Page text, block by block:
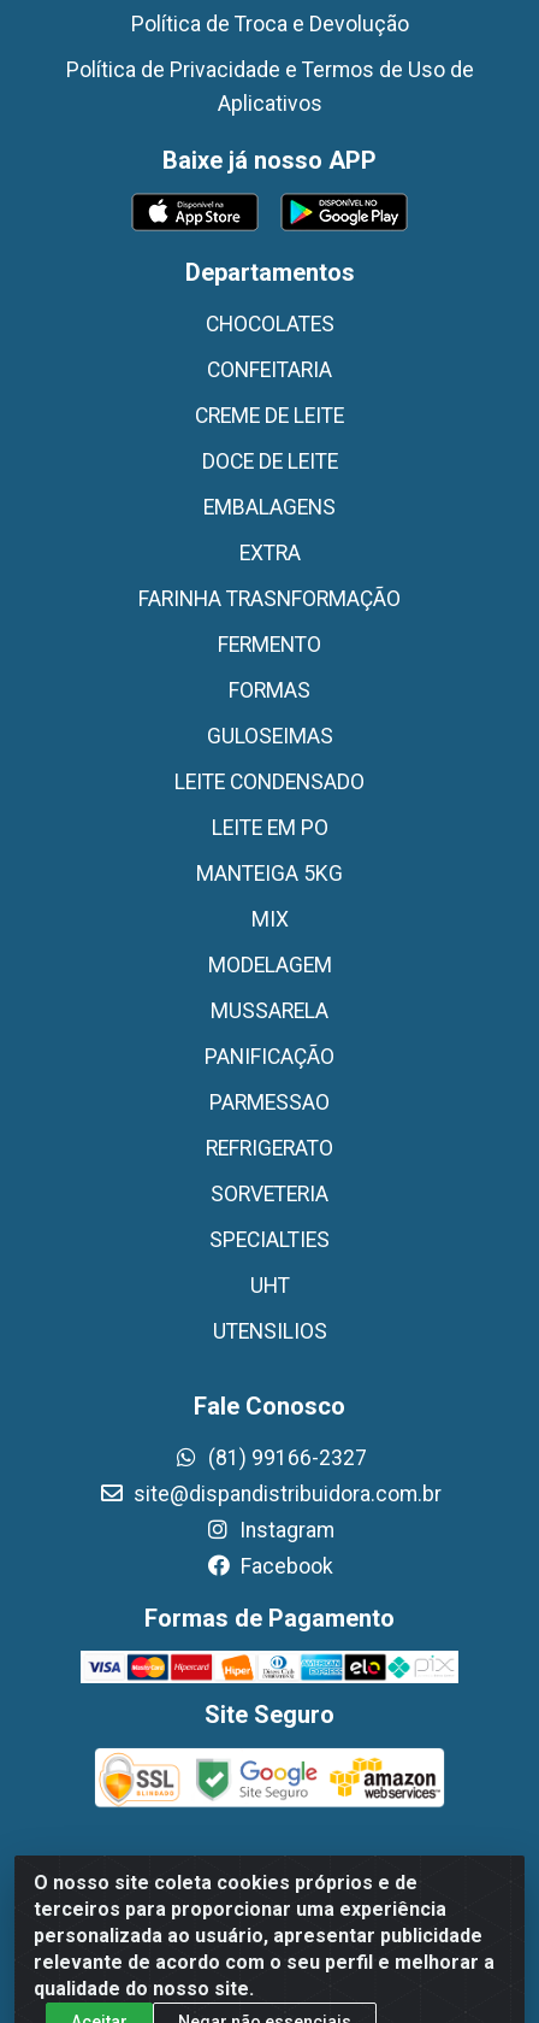
O nosso site coleta cookies próprios e de
terceiros para proporcionar uma experiência
personalizada ao usuário, apresentar publicidade
relevante de acordo com o seu perfil e melhorar a
qualidade do nosso site.
Política de Troca e Devolução
Política de Privacidade e Termos de Uso de
Aplicativos
Baixe já nosso APP
Departamentos
CHOCOLATES
CONFEITARIA
CREME DE LEITE
DOCE DE LEITE
EMBALAGENS
EXTRA
FARINHA TRASNFORMAÇÃO
FERMENTO
FORMAS
GULOSEIMAS
LEITE CONDENSADO
LEITE EM PO
MANTEIGA 5KG
MIX
MODELAGEM
MUSSARELA
PANIFICAÇÃO
PARMESSAO
REFRIGERATO
SORVETERIA
SPECIALTIES
UHT
UTENSILIOS
Fale Conosco
(81) 99166-2327
site@dispandistribuidora.com.br
Instagram
Facebook
Formas de Pagamento
Site Seguro
Dispan Distribuidora de Alimentos LTDA - Avenida Marechal
Mascarenhas De Moraes, 1048- Imbiribeira, Recife/PE - CEP
51.170-000 - CNPJ 30.779.584/0003-78